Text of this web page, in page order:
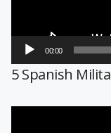
00:00
5 Spanish